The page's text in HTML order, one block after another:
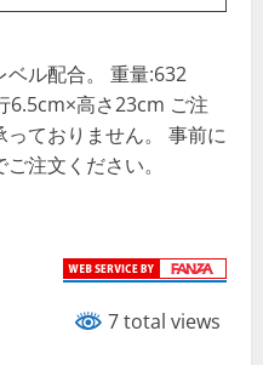
ル配合。 重量:632
6.5cm×高さ23cm ご注
ておりません。 事前に
注文ください。
7 total views